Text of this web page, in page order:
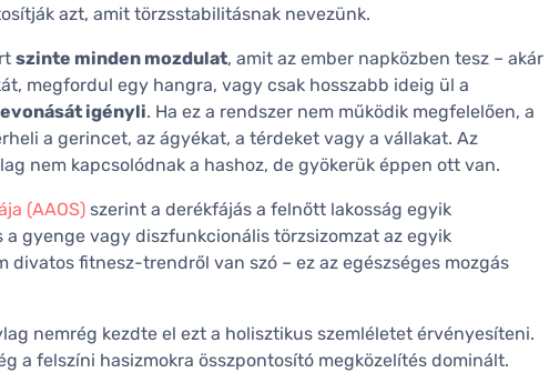
azt, amit törzsstabilitásnak nevezünk.
szinte minden mozdulat, amit az ember napközben tesz – akár
megfordul egy hangra, vagy csak hosszabb ideig ül a
igényli. Ha ez a rendszer nem működik megfelelően, a
a gerincet, az ágyékat, a térdeket vagy a vállakat. Az
nem kapcsolódnak a hashoz, de gyökerük éppen ott van.
(AAOS) szerint a derékfájás a felnőtt lakosság egyik
gyenge vagy diszfunkcionális törzsizomzat az egyik
divatos fitnesz-trendről van szó – ez az egészséges mozgás
nemrég kezdte el ezt a holisztikus szemléletet érvényesíteni.
a felszíni hasizmokra összpontosító megközelítés dominált.